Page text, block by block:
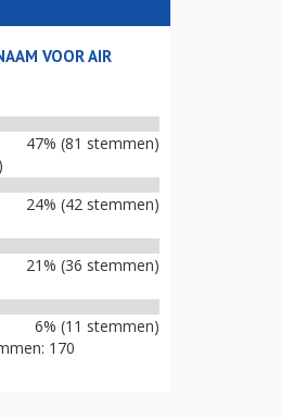
VOOR AIR
47% (81 stemmen)
24% (42 stemmen)
21% (36 stemmen)
6% (11 stemmen)
170